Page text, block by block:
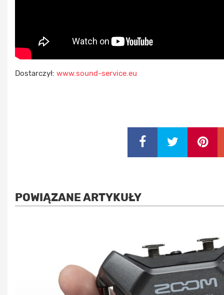
Dostarczył: www.sound-service.eu
POWIĄZANE ARTYKUŁY